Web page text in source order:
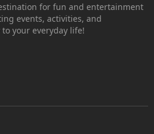
for fun and entertainment
events, activities, and
your everyday life!